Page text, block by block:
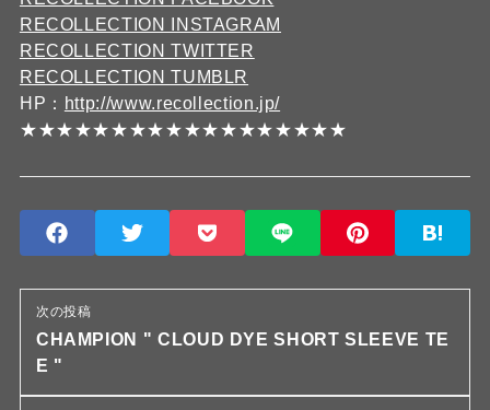
RECOLLECTION INSTAGRAM
RECOLLECTION TWITTER
RECOLLECTION TUMBLR
HP： http://www.recollection.jp/
★★★★★★★★★★★★★★★★★★
次の投稿
CHAMPION " CLOUD DYE SHORT SLEEVE TE
E "